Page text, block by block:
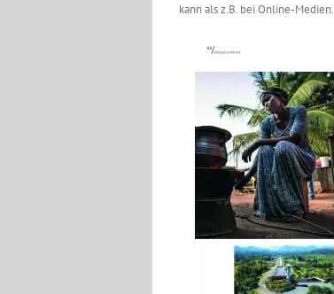
kann als z.B. bei Online-Medien.